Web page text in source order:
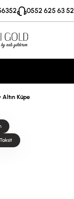
0552 625 63 52
Altın Küpe